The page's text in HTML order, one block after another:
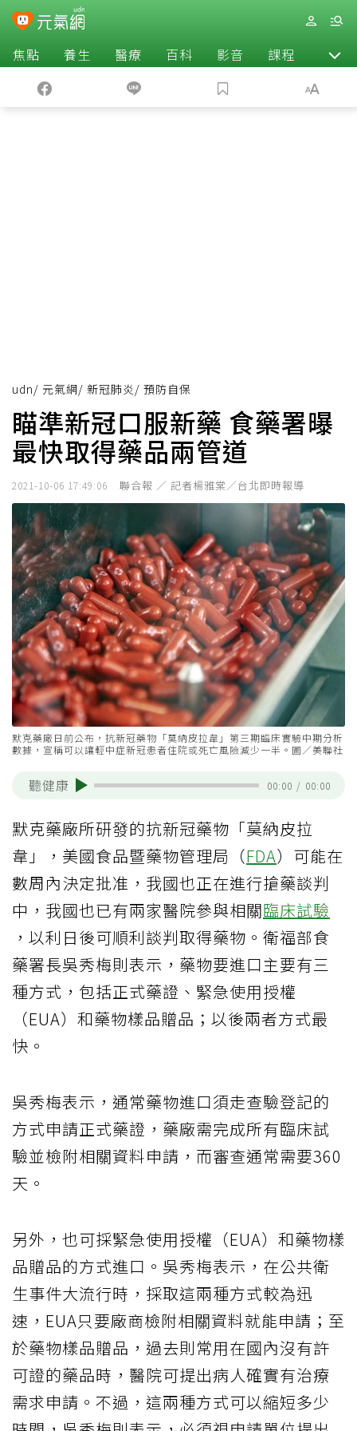
焦點 養生 醫療 百科 影音 課程 退休
udn/ 元氣網/ 新冠肺炎 / 預防自保
瞄準新冠口服新藥 食藥署曝
最快取得藥品兩管道
2021-10-06 17:49:06 聯合報 ／ 記者楊雅棠／台北即時報導
默克藥廠日前公布，抗新冠藥物「莫納皮拉韋」第三期臨床實驗中期分析
數據，宣稱可以讓輕中症新冠患者住院或死亡風險減少一半。圖／美聯社
聽健康 00:00 / 00:00
默克藥廠所研發的抗新冠藥物「莫納皮拉
韋」，美國食品暨藥物管理局（FDA）可能在
數周內決定批准，我國也正在進行搶藥談判
中，我國也已有兩家醫院參與相關臨床試驗
，以利日後可順利談判取得藥物。衛福部食
藥署長吳秀梅則表示，藥物要進口主要有三
種方式，包括正式藥證、緊急使用授權
（EUA）和藥物樣品贈品；以後兩者方式最
快。
吳秀梅表示，通常藥物進口須走查驗登記的
方式申請正式藥證，藥廠需完成所有臨床試
驗並檢附相關資料申請，而審查通常需要360
天。
另外，也可採緊急使用授權（EUA）和藥物樣
品贈品的方式進口。吳秀梅表示，在公共衛
生事件大流行時，採取這兩種方式較為迅
速，EUA只要廠商檢附相關資料就能申請；至
於藥物樣品贈品，過去則常用在國內沒有許
可證的藥品時，醫院可提出病人確實有治療
需求申請。不過，這兩種方式可以縮短多少